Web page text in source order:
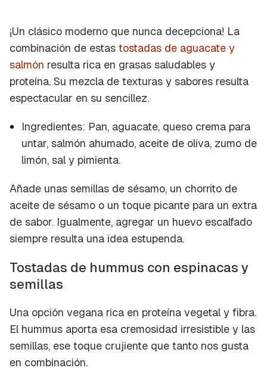
¡Un clásico moderno que nunca decepciona! La
combinación de estas tostadas de aguacate y
salmón resulta rica en grasas saludables y
proteína. Su mezcla de texturas y sabores resulta
espectacular en su sencillez.
Ingredientes: Pan, aguacate, queso crema para
untar, salmón ahumado, aceite de oliva, zumo de
limón, sal y pimienta.
Añade unas semillas de sésamo, un chorrito de
aceite de sésamo o un toque picante para un extra
de sabor. Igualmente, agregar un huevo escalfado
siempre resulta una idea estupenda.
Tostadas de hummus con espinacas y
semillas
Una opción vegana rica en proteína vegetal y fibra.
El hummus aporta esa cremosidad irresistible y las
semillas, ese toque crujiente que tanto nos gusta
en combinación.